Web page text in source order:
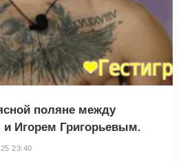
поляне между
Игорем Григорьевым.
23:40